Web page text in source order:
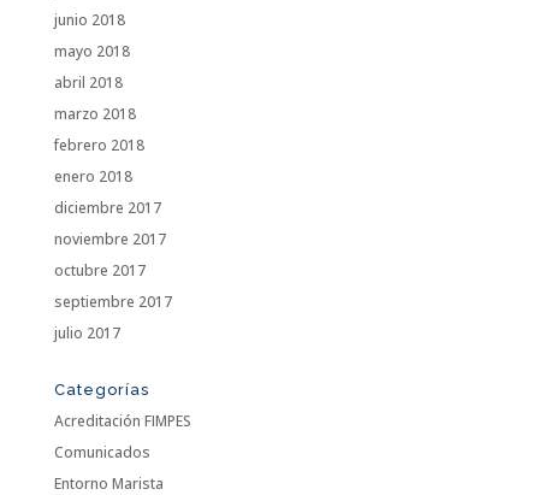
junio 2018
mayo 2018
abril 2018
marzo 2018
febrero 2018
enero 2018
diciembre 2017
noviembre 2017
octubre 2017
septiembre 2017
julio 2017
Categorías
Acreditación FIMPES
Comunicados
Entorno Marista